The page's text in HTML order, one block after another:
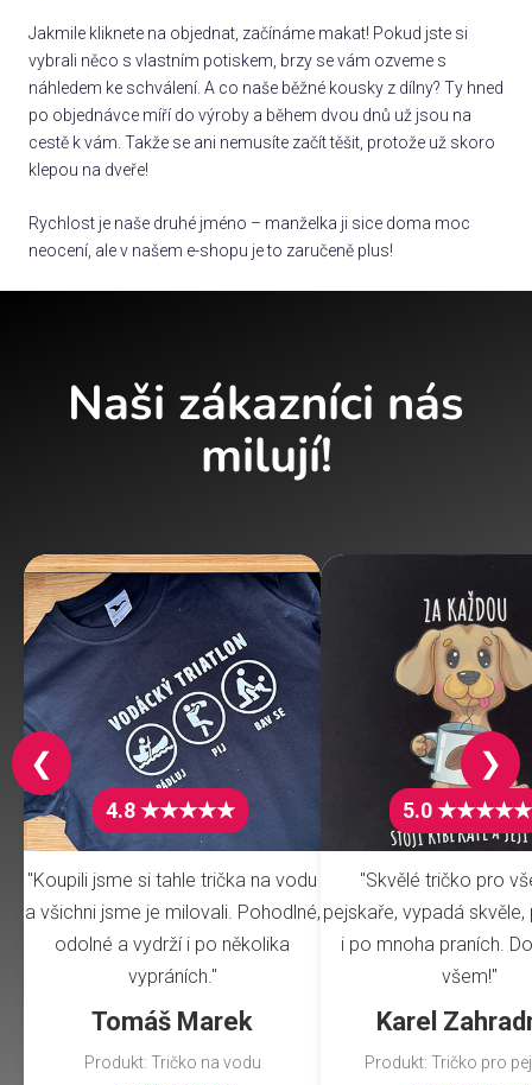
Jakmile kliknete na objednat, začínáme makat! Pokud jste si
vybrali něco s vlastním potiskem, brzy se vám ozveme s
náhledem ke schválení. A co naše běžné kousky z dílny? Ty hned
po objednávce míří do výroby a během dvou dnů už jsou na
cestě k vám. Takže se ani nemusíte začít těšit, protože už skoro
klepou na dveře!
Rychlost je naše druhé jméno – manželka ji sice doma moc
neocení, ale v našem e-shopu je to zaručeně plus!
Naši zákazníci nás
milují!
4.8 ★★★★★
"Koupili jsme si tahle trička na vodu
a všichni jsme je milovali. Pohodlné,
odolné a vydrží i po několika
vypráních."
Tomáš Marek
Produkt: Tričko na vodu
5.0 ★★★★★
"Skvělé tričko pro
pejskaře, vypadá
i po mnoha praních.
všem!"
Karel
Produkt: Tričko pro
❮ ❯